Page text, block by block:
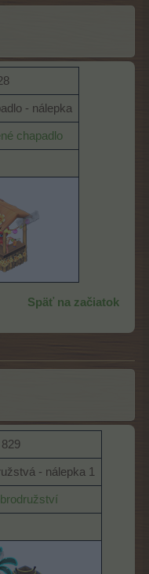
- nálepka
chapadlo
Späť na začiatok
829​
- nálepka 1